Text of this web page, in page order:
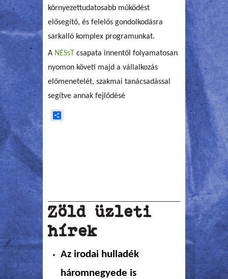
környezettudatosabb működést
elősegítő, és felelős gondolkodásra
sarkalló komplex programunkat.
A NESsT csapata innentől folyamatosan
nyomon követi majd a vállalkozás
előmenetelét, szakmai tanácsadással
segítve annak fejlődésé
Zöld üzleti
hírek
Az irodai hulladék
háromnegyede is